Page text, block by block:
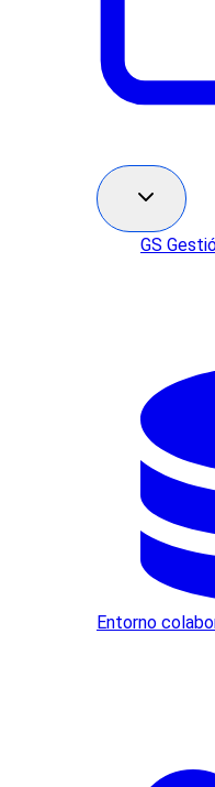
GS
Entorno